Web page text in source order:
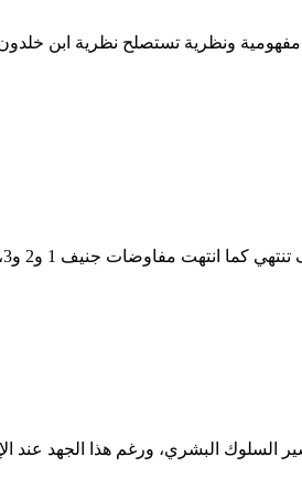
ونظرية تستصلح نظرية ابن
1 و2 و3، أي قبل أن تبدأ، وقبل أن تنهي…
السلوك البشري، ورغم هذا الجهد عند